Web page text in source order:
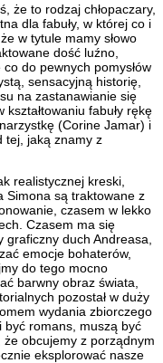
że to rodzaj chłopaczary,
dla fabuły, w której co i
w tytule mamy słowo
dość luźno,
do pewnych pomysłów
sensacyjną historię,
na zastanawianie się
fabuły rękę
(Corine Jamar) i
tej, jaką znamy z
realistycznej kreski,
Simona są traktowane z
czasem w lekko
Czasem ma się
graficzny duch Andreasa,
emocje bohaterów,
do tego mocno
barwny obraz świata,
pozostał w duży
wydania zbiorczego
być romans, muszą być
obcujemy z porządnym
eksplorować nasze